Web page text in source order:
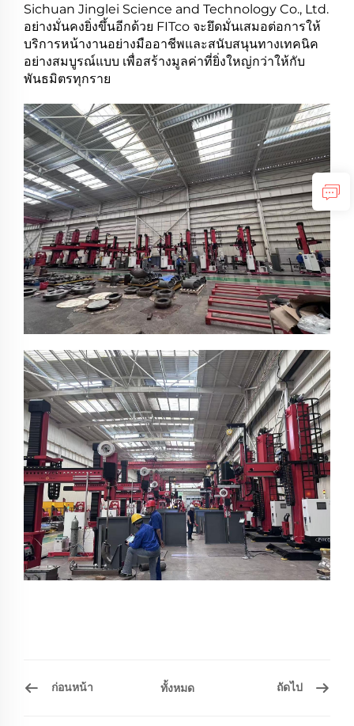
Sichuan Jinglei Science and Technology Co., Ltd.
อย่างมั่นคงยิ่งขึ้นอีกด้วย FITco จะยึดมั่นเสมอต่อการให้
บริการหน้างานอย่างมืออาชีพและสนับสนุนทางเทคนิค
อย่างสมบูรณ์แบบ เพื่อสร้างมูลค่าที่ยิ่งใหญ่กว่าให้กับ
พันธมิตรทุกราย
ก่อนหน้า ทั้งหมด ถัดไป